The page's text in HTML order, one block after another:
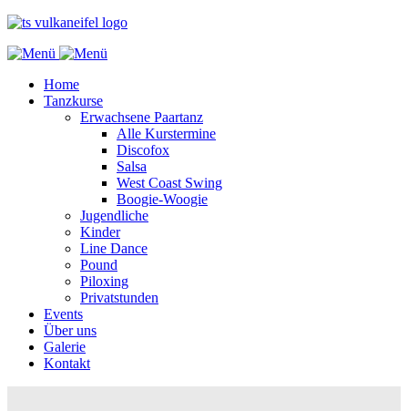
Home
Tanzkurse
Erwachsene Paartanz
Alle Kurstermine
Discofox
Salsa
West Coast Swing
Boogie-Woogie
Jugendliche
Kinder
Line Dance
Pound
Piloxing
Privatstunden
Events
Über uns
Galerie
Kontakt